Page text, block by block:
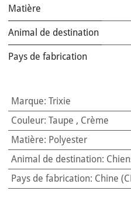
Matière
Animal de destination
Pays de fabrication
Marque: Trixie
Couleur: Taupe , Crème
Matière: Polyester
Animal de destination:
Pays de fabrication: Chine